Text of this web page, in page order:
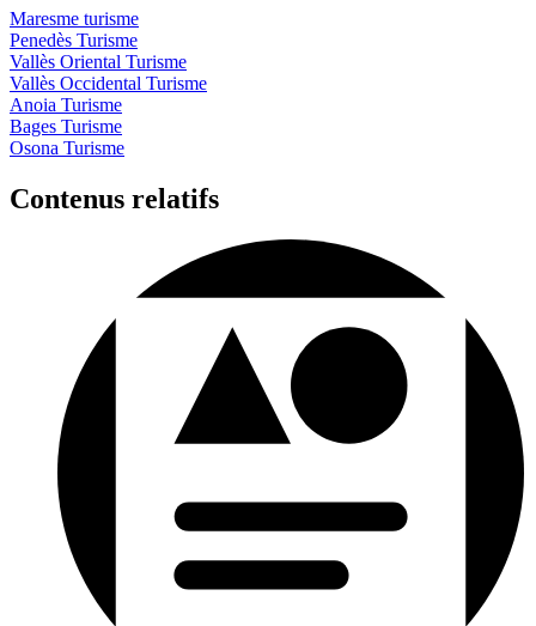
Maresme turisme
Penedès Turisme
Vallès Oriental Turisme
Vallès Occidental Turisme
Anoia Turisme
Bages Turisme
Osona Turisme
Contenus relatifs